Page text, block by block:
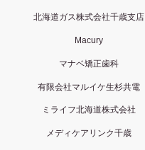
北海道ガス株式会社千歳支店
Macury
マナベ矯正歯科
有限会社マルイケ生杉共電
ミライフ北海道株式会社
メディケアリンク千歳